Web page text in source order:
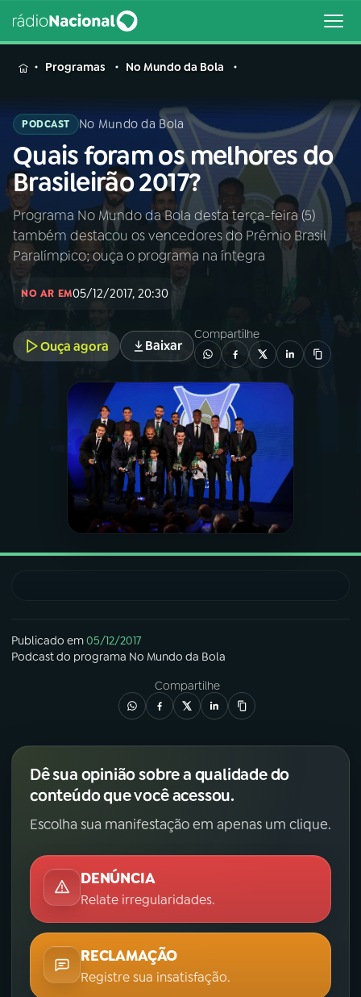
MENU
Buscar
na
Rádio
Nacional
Buscar
AO VIVO
01INÍCIO
02A RÁDIO
PROGRAMAÇÃO
PROGRAMAS
PODCASTS
06VIDEOCASTS
FESTIVAL DE MÚSICA
ACOMPANHE A RÁDIO NACIONAL
Instagram X
TikTok
Programas No Mundo da Bola
PODCAST No Mundo da Bola
Quais foram os melhores do
Brasileirão 2017?
Programa No Mundo da Bola desta terça-feira (5)
também destacou os vencedores do Prêmio Brasil
Paralímpico; ouça o programa na íntegra
NO AR EM05/12/2017, 20:30
Ouça agora Baixar
Compartilhe
Publicado em05/12/2017
Podcastdo programa No Mundo da Bola
Compartilhe
Dê sua opinião sobre a qualidade do
conteúdo que você acessou.
Escolha sua manifestação em apenas um clique.
DENÚNCIA
Relate irregularidades.
RECLAMAÇÃO
Registre sua insatisfação.